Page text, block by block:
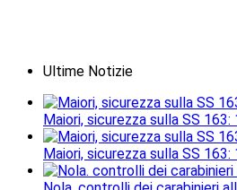
Ultime Notizie
Maiori, sicurezza sulla SS
Maiori, sicurezza sulla SS